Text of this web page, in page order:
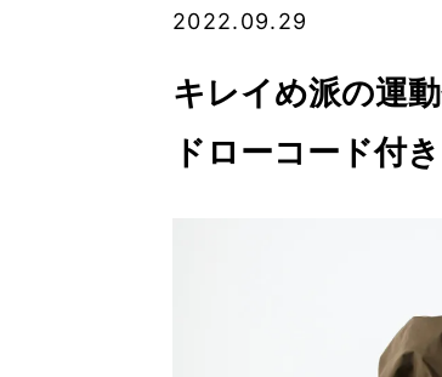
2022.09.29
キレイめ派の運
ドローコード付き